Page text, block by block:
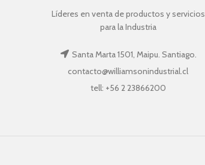
Líderes en venta de productos y servicios
para la Industria
Santa Marta 1501, Maipu. Santiago.
contacto@williamsonindustrial.cl
tell: +56 2 23866200